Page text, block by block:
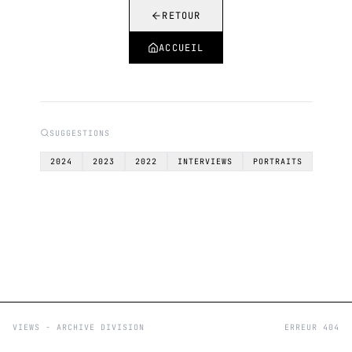
RETOUR
ACCUEIL
SUGGESTIONS
2024 2023 2022 INTERVIEWS PORTRAITS
VIEWS - ARCHIVE DIVISION ERREUR 404